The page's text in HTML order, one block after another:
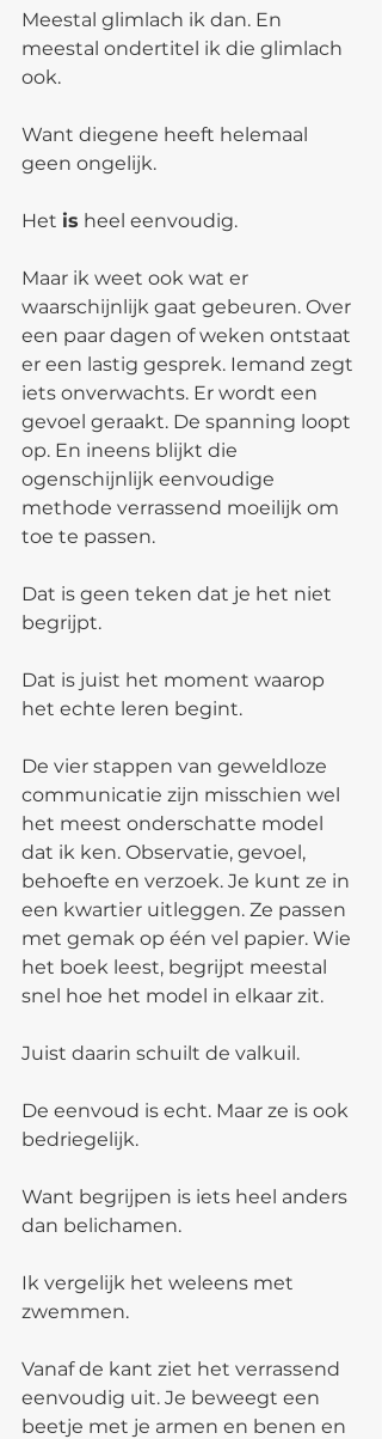
Meestal glimlach ik dan. En
meestal ondertitel ik die glimlach
ook.
Want diegene heeft helemaal
geen ongelijk.
Het is heel eenvoudig.
Maar ik weet ook wat er
waarschijnlijk gaat gebeuren. Over
een paar dagen of weken ontstaat
er een lastig gesprek. Iemand zegt
iets onverwachts. Er wordt een
gevoel geraakt. De spanning loopt
op. En ineens blijkt die
ogenschijnlijk eenvoudige
methode verrassend moeilijk om
toe te passen.
Dat is geen teken dat je het niet
begrijpt.
Dat is juist het moment waarop
het echte leren begint.
De vier stappen van geweldloze
communicatie zijn misschien wel
het meest onderschatte model
dat ik ken. Observatie, gevoel,
behoefte en verzoek. Je kunt ze in
een kwartier uitleggen. Ze passen
met gemak op één vel papier. Wie
het boek leest, begrijpt meestal
snel hoe het model in elkaar zit.
Juist daarin schuilt de valkuil.
De eenvoud is echt. Maar ze is ook
bedriegelijk.
Want begrijpen is iets heel anders
dan belichamen.
Ik vergelijk het weleens met
zwemmen.
Vanaf de kant ziet het verrassend
eenvoudig uit. Je beweegt een
beetje met je armen en benen en